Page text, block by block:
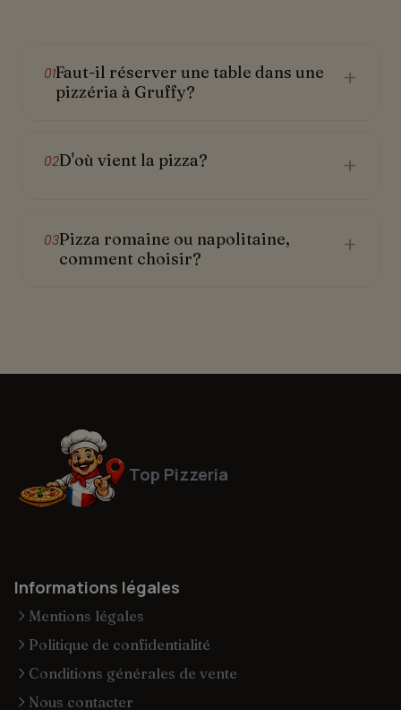
01Faut-il réserver une table dans une
pizzéria à Gruffy?
+
02D'où vient la pizza? +
03Pizza romaine ou napolitaine,
comment choisir?
+
Top Pizzeria
Informations légales
Mentions légales
Politique de confidentialité
Conditions générales de vente
Nous contacter